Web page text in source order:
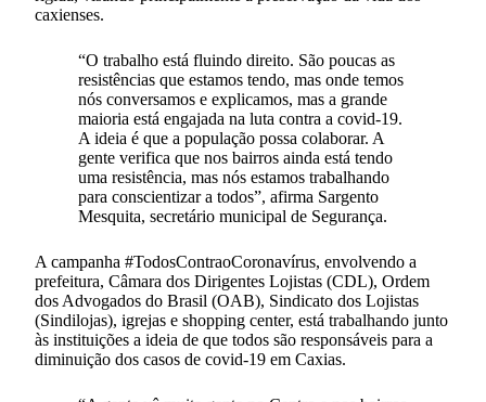
caxienses.
“O trabalho está fluindo direito. São poucas as
resistências que estamos tendo, mas onde temos
nós conversamos e explicamos, mas a grande
maioria está engajada na luta contra a covid-19.
A ideia é que a população possa colaborar. A
gente verifica que nos bairros ainda está tendo
uma resistência, mas nós estamos trabalhando
para conscientizar a todos”, afirma Sargento
Mesquita, secretário municipal de Segurança.
A campanha #TodosContraoCoronavírus, envolvendo a
prefeitura, Câmara dos Dirigentes Lojistas (CDL), Ordem
dos Advogados do Brasil (OAB), Sindicato dos Lojistas
(Sindilojas), igrejas e shopping center, está trabalhando junto
às instituições a ideia de que todos são responsáveis para a
diminuição dos casos de covid-19 em Caxias.